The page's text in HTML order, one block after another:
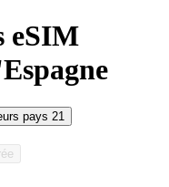
eSIM
pays 21